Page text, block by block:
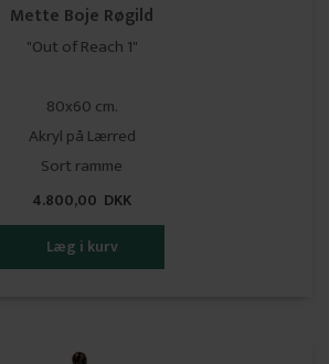
Mette Boje Røgild
"Out of Reach 1"
80x60 cm.
Akryl på Lærred
Sort ramme
4.800,00 DKK